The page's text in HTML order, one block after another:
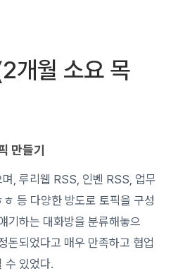
개월 소요 목
만들기
,루리웹 RSS, 인벤 RSS, 업무
ㅎ 등 다양한 방도로 토픽을 구성
기하는 대화방을 분류해놓으
돈되었다고 매우 만족하고 협업
수 있었다.